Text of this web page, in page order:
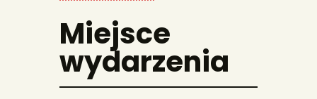
Miejsce
wydarzenia